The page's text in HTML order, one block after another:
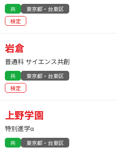
共
東京都・台東区
検定
岩倉
普通科 サイエンス共創
共
東京都・台東区
検定
上野学園
特別進学α
共
東京都・台東区